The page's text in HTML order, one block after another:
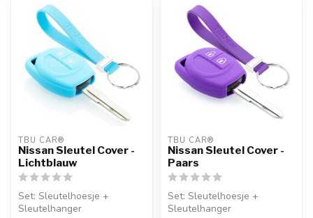
TBU CAR®
Nissan Sleutel Cover -
Lichtblauw
Set: Sleutelhoesje +
Sleutelhanger
TBU CAR®
Nissan Sleutel Cover -
Paars
Set: Sleutelhoesje +
Sleutelhanger